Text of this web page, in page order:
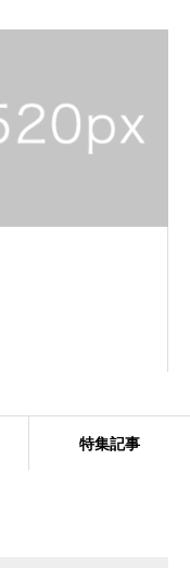
特集記事